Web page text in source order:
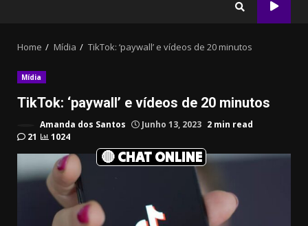
🔴 CHAT ONLINE
Home Mídia TikTok: ‘paywall’ e vídeos de 20 minutos
Mídia
TikTok: ‘paywall’ e vídeos de 20 minutos
Amanda dos Santos Junho 13, 2023 2 min read
21
1024